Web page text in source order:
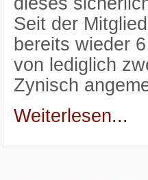
Seit der
bereits wieder
von lediglich
Zynisch
Weiterlesen...